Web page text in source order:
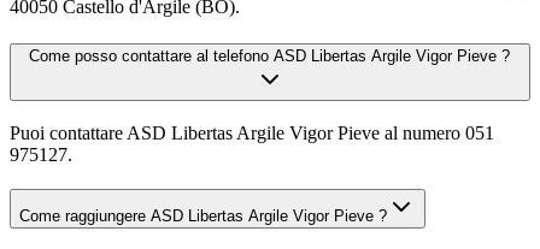
40050 Castello d'Argile (BO).
Come posso contattare al telefono ASD Libertas Argile Vigor Pieve ?
Puoi contattare ASD Libertas Argile Vigor Pieve al numero 051
975127.
Come raggiungere ASD Libertas Argile Vigor Pieve ?